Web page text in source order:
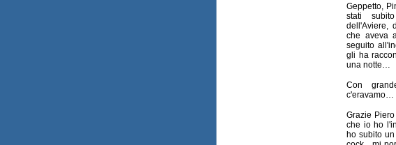
Geppetto,
stati
dell'Aviere,
che aveva
seguito
gli ha
una notte…
Con
c'eravamo…
Grazie
che io ho
ho subito